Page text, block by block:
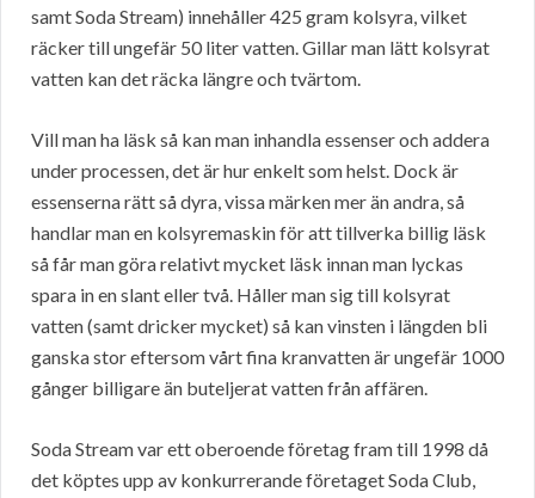
samt Soda Stream) innehåller 425 gram kolsyra, vilket
räcker till ungefär 50 liter vatten. Gillar man lätt kolsyrat
vatten kan det räcka längre och tvärtom.
Vill man ha läsk så kan man inhandla essenser och addera
under processen, det är hur enkelt som helst. Dock är
essenserna rätt så dyra, vissa märken mer än andra, så
handlar man en kolsyremaskin för att tillverka billig läsk
så får man göra relativt mycket läsk innan man lyckas
spara in en slant eller två. Håller man sig till kolsyrat
vatten (samt dricker mycket) så kan vinsten i längden bli
ganska stor eftersom vårt fina kranvatten är ungefär 1000
gånger billigare än buteljerat vatten från affären.
Soda Stream var ett oberoende företag fram till 1998 då
det köptes upp av konkurrerande företaget Soda Club,